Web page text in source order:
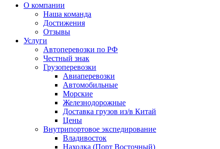
О компании
Наша команда
Достижения
Отзывы
Услуги
Автоперевозки по РФ
Честный знак
Грузоперевозки
Авиаперевозки
Автомобильные
Морские
Железнодорожные
Доставка грузов из/в Китай
Цены
Внутрипортовое экспедирование
Владивосток
Находка (Порт Восточный)